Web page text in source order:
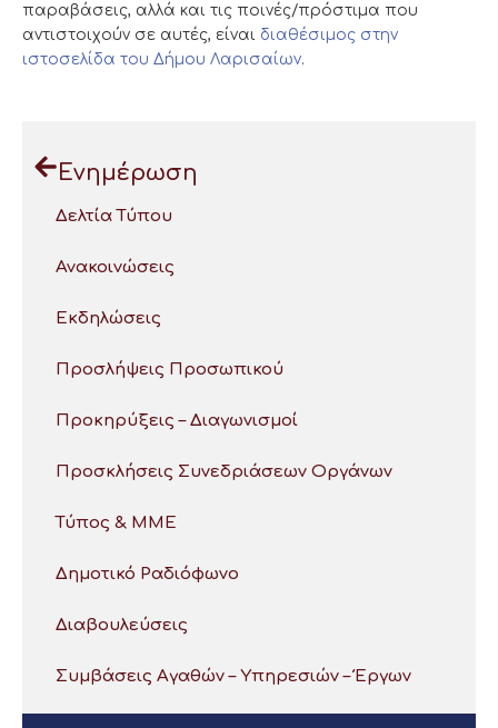
παραβάσεις, αλλά και τις ποινές/πρόστιμα που
αντιστοιχούν σε αυτές, είναι διαθέσιμος στην
ιστοσελίδα του Δήμου Λαρισαίων.
Ενημέρωση
Δελτία Τύπου
Ανακοινώσεις
Εκδηλώσεις
Προσλήψεις Προσωπικού
Προκηρύξεις – Διαγωνισμοί
Προσκλήσεις Συνεδριάσεων Οργάνων
Τύπος & ΜΜΕ
Δημοτικό Ραδιόφωνο
Διαβουλεύσεις
Συμβάσεις Αγαθών – Υπηρεσιών – Έργων